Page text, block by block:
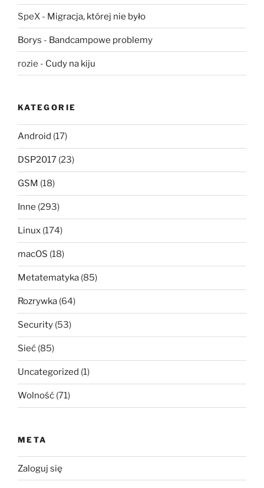
SpeX - Migracja, której nie było
Borys - Bandcampowe problemy
rozie - Cudy na kiju
KATEGORIE
Android (17)
DSP2017 (23)
GSM (18)
Inne (293)
Linux (174)
macOS (18)
Metatematyka (85)
Rozrywka (64)
Security (53)
Sieć (85)
Uncategorized (1)
Wolność (71)
META
Zaloguj się